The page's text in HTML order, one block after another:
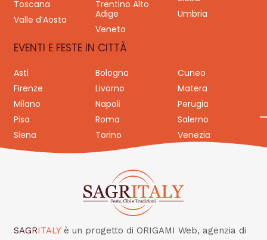
Toscana
Trentino Alto
Adige
Umbria
Valle d’Aosta
Veneto
EVENTI E FESTE IN CITTÀ
Asti Bologna
Cuneo
Firenze
Livorno
Matera
Milano
Napoli
Perugia
Pisa
Roma
Salerno
Siena
Torino Venezia
SAGRITALY è un progetto di ORIGAMI Web, agenzia di